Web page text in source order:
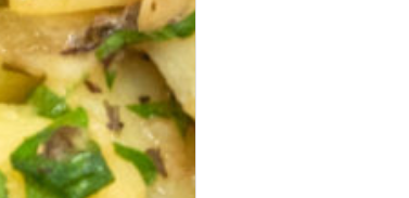
ab 30,00 € für 20Stück
(inkl. MwSt.)